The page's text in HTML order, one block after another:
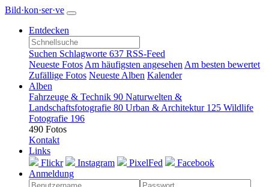
Bild·kon·ser·ve
Entdecken
Suchen Schlagworte 637 RSS-Feed
Neueste Fotos Am häufigsten angesehen Am besten bewertet
Zufällige Fotos Neueste Alben Kalender
Alben
Fahrzeuge & Technik 90 Naturwelten &
Landschaftsfotografie 80 Urban & Architektur 125 Wildlife
Fotografie 196
490 Fotos
Kontakt
Links
Flickr
Instagram PixelFed
Facebook
Anmeldung